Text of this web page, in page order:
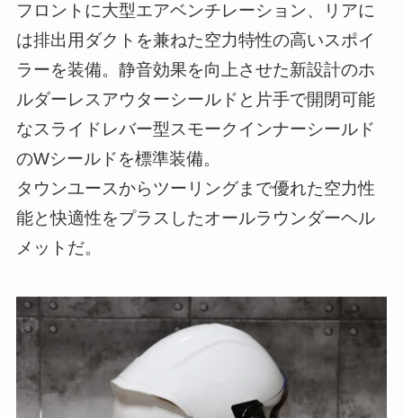
フロントに大型エアベンチレーション、リアに
は排出用ダクトを兼ねた空力特性の高いスポイ
ラーを装備。静音効果を向上させた新設計のホ
ルダーレスアウターシールドと片手で開閉可能
なスライドレバー型スモークインナーシールド
のWシールドを標準装備。
タウンユースからツーリングまで優れた空力性
能と快適性をプラスしたオールラウンダーヘル
メットだ。